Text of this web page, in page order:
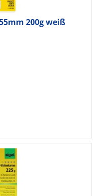
200g weiß